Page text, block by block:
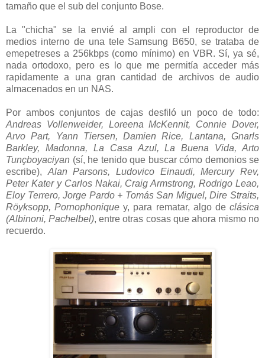
tamaño que el sub del conjunto Bose.
La "chicha" se la envié al ampli con el reproductor de
medios interno de una tele Samsung B650, se trataba de
emepetreses a 256kbps (como mínimo) en VBR. Sí, ya sé,
nada ortodoxo, pero es lo que me permitía acceder más
rapidamente a una gran cantidad de archivos de audio
almacenados en un NAS.
Por ambos conjuntos de cajas desfiló un poco de todo:
Andreas Vollenweider, Loreena McKennit, Connie Dover,
Arvo Part, Yann Tiersen, Damien Rice, Lantana, Gnarls
Barkley, Madonna, La Casa Azul, La Buena Vida, Arto
Tunçboyaciyan (sí, he tenido que buscar cómo demonios se
escribe), Alan Parsons, Ludovico Einaudi, Mercury Rev,
Peter Kater y Carlos Nakai, Craig Armstrong, Rodrigo Leao,
Eloy Terrero, Jorge Pardo + Tomás San Miguel, Dire Straits,
Röyksopp, Pornophonique y, para rematar, algo declásica
(Albinoni, Pachelbel), entre otras cosas que ahora mismo no
recuerdo.